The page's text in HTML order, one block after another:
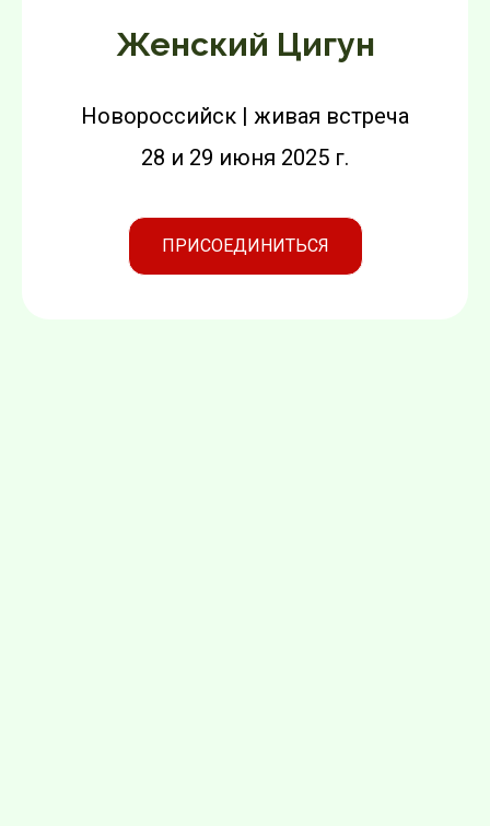
Женский Цигун
Новороссийск | живая встреча
28 и 29 июня 2025 г.
ПРИСОЕДИНИТЬСЯ